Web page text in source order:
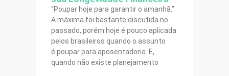
“Poupar hoje para garantir o amanhã.”
A máxima foi bastante discutida no
passado, porém hoje é pouco aplicada
pelos brasileiros quando o assunto
é poupar para aposentadoria. E,
quando não existe planejamento